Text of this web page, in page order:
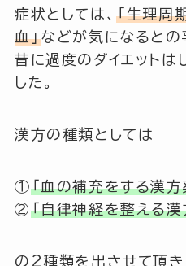
症状としては、「生理周
血」などが気になるとの
昔に過度のダイエットは
した。
漢方の種類としては
①「血の補充をする漢方
② 「自律神経を整える漢
の2種類を出させて頂き